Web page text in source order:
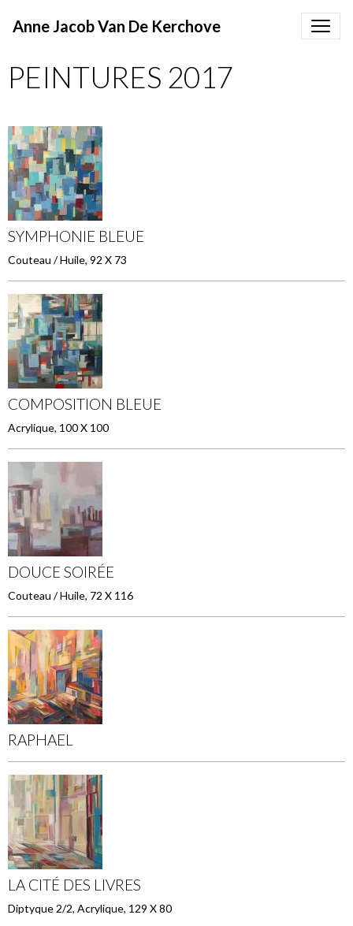
Anne Jacob Van De Kerchove
PEINTURES 2017
SYMPHONIE BLEUE
Couteau / Huile, 92 X 73
COMPOSITION BLEUE
Acrylique, 100 X 100
DOUCE SOIRÉE
Couteau / Huile, 72 X 116
RAPHAEL
LA CITÉ DES LIVRES
Diptyque 2/2, Acrylique, 129 X 80